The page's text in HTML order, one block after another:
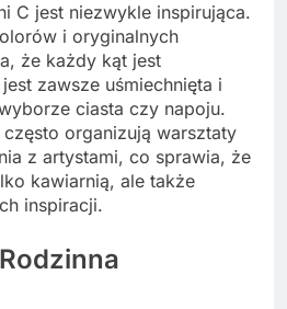
C jest niezwykle inspirująca.
i oryginalnych
że każdy kąt jest
zawsze uśmiechnięta i
ciasta czy napoju.
często organizują warsztaty
z artystami, co sprawia, że
kawiarnią, ale także
inspiracji.